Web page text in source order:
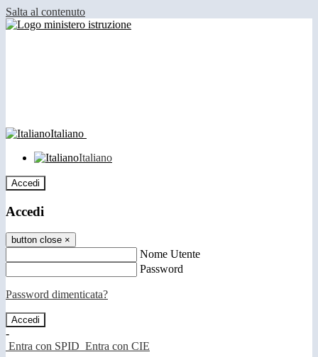
Salta al contenuto
Italiano
Italiano
Accedi
Accedi
button close ×
Nome Utente
Password
Password dimenticata?
-
Entra con SPID Entra con CIE